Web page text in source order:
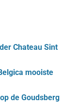
Chateau Sint
mooiste
de Goudsberg